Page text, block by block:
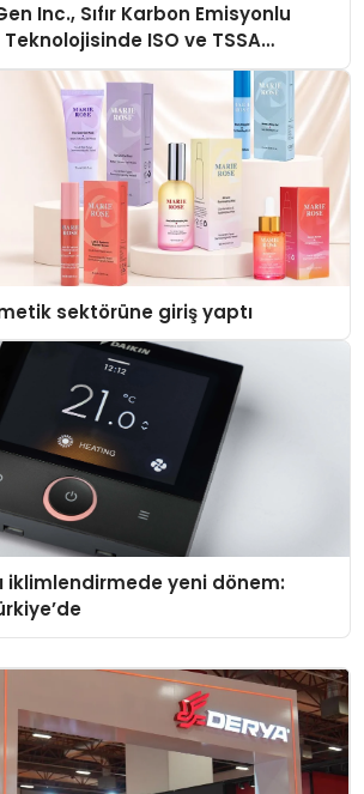
Inc., Sıfır Karbon Emisyonlu
ISO ve TSSA
Aldı
sektörüne giriş yaptı
iklimlendirmede yeni dönem: